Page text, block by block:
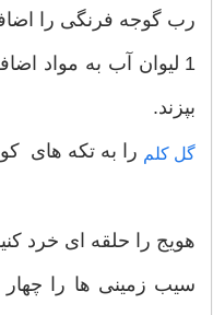
رب گوجه فرنگی را
1 لیوان آب به مواد
بپزند.
گل کلم را به تکه های
هویج را حلقه ای خرد
سیب زمینی ها را چهار